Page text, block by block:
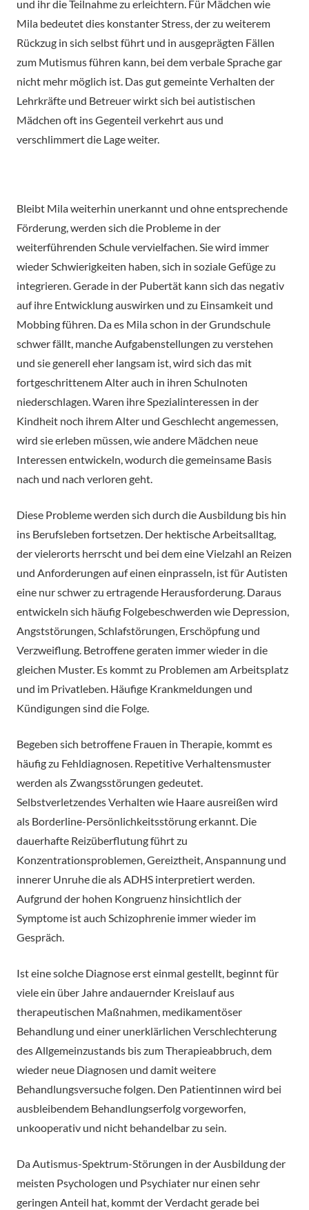
und ihr die Teilnahme zu erleichtern. Für Mädchen wie
Mila bedeutet dies konstanter Stress, der zu weiterem
Rückzug in sich selbst führt und in ausgeprägten Fällen
zum Mutismus führen kann, bei dem verbale Sprache gar
nicht mehr möglich ist. Das gut gemeinte Verhalten der
Lehrkräfte und Betreuer wirkt sich bei autistischen
Mädchen oft ins Gegenteil verkehrt aus und
verschlimmert die Lage weiter.
Bleibt Mila weiterhin unerkannt und ohne entsprechende
Förderung, werden sich die Probleme in der
weiterführenden Schule vervielfachen. Sie wird immer
wieder Schwierigkeiten haben, sich in soziale Gefüge zu
integrieren. Gerade in der Pubertät kann sich das negativ
auf ihre Entwicklung auswirken und zu Einsamkeit und
Mobbing führen. Da es Mila schon in der Grundschule
schwer fällt, manche Aufgabenstellungen zu verstehen
und sie generell eher langsam ist, wird sich das mit
fortgeschrittenem Alter auch in ihren Schulnoten
niederschlagen. Waren ihre Spezialinteressen in der
Kindheit noch ihrem Alter und Geschlecht angemessen,
wird sie erleben müssen, wie andere Mädchen neue
Interessen entwickeln, wodurch die gemeinsame Basis
nach und nach verloren geht.
Diese Probleme werden sich durch die Ausbildung bis hin
ins Berufsleben fortsetzen. Der hektische Arbeitsalltag,
der vielerorts herrscht und bei dem eine Vielzahl an Reizen
und Anforderungen auf einen einprasseln, ist für Autisten
eine nur schwer zu ertragende Herausforderung. Daraus
entwickeln sich häufig Folgebeschwerden wie Depression,
Angststörungen, Schlafstörungen, Erschöpfung und
Verzweiflung. Betroffene geraten immer wieder in die
gleichen Muster. Es kommt zu Problemen am Arbeitsplatz
und im Privatleben. Häufige Krankmeldungen und
Kündigungen sind die Folge.
Begeben sich betroffene Frauen in Therapie, kommt es
häufig zu Fehldiagnosen. Repetitive Verhaltensmuster
werden als Zwangsstörungen gedeutet.
Selbstverletzendes Verhalten wie Haare ausreißen wird
als Borderline-Persönlichkeitsstörung erkannt. Die
dauerhafte Reizüberflutung führt zu
Konzentrationsproblemen, Gereiztheit, Anspannung und
innerer Unruhe die als ADHS interpretiert werden.
Aufgrund der hohen Kongruenz hinsichtlich der
Symptome ist auch Schizophrenie immer wieder im
Gespräch.
Ist eine solche Diagnose erst einmal gestellt, beginnt für
viele ein über Jahre andauernder Kreislauf aus
therapeutischen Maßnahmen, medikamentöser
Behandlung und einer unerklärlichen Verschlechterung
des Allgemeinzustands bis zum Therapieabbruch, dem
wieder neue Diagnosen und damit weitere
Behandlungsversuche folgen. Den Patientinnen wird bei
ausbleibendem Behandlungserfolg vorgeworfen,
unkooperativ und nicht behandelbar zu sein.
Da Autismus-Spektrum-Störungen in der Ausbildung der
meisten Psychologen und Psychiater nur einen sehr
geringen Anteil hat, kommt der Verdacht gerade bei